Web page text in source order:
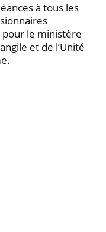
à tous les
pour le ministère
et de l’Unité